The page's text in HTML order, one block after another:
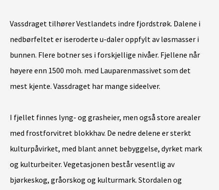
Vassdraget tilhører Vestlandets indre fjordstrøk. Dalene i
nedbørfeltet er iseroderte u-daler oppfylt av løsmasser i
bunnen. Flere botner ses i forskjellige nivåer. Fjellene når
høyere enn 1500 moh. med Lauparenmassivet som det
mest kjente. Vassdraget har mange sideelver.
I fjellet finnes lyng- og grasheier, men også store arealer
med frostforvitret blokkhav. De nedre delene er sterkt
kulturpåvirket, med blant annet bebyggelse, dyrket mark
og kulturbeiter. Vegetasjonen består vesentlig av
bjørkeskog, gråorskog og kulturmark. Stordalen og